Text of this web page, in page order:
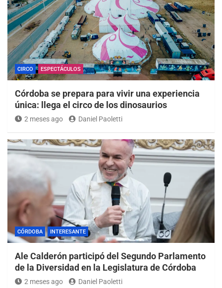
CIRCO ESPECTÁCULOS
Córdoba se prepara para vivir una experiencia
única: llega el circo de los dinosaurios
2 meses ago Daniel Paoletti
CÓRDOBA INTERESANTE
Ale Calderón participó del Segundo Parlamento
de la Diversidad en la Legislatura de Córdoba
2 meses ago Daniel Paoletti